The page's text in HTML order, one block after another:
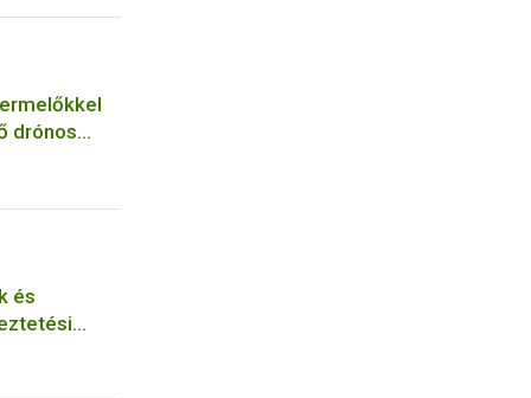
drónos
és